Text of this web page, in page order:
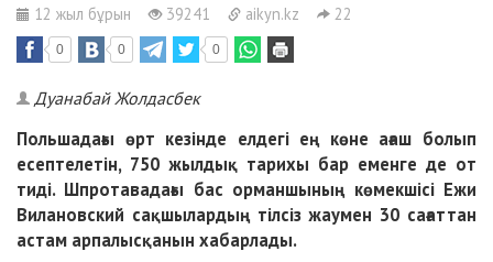
12 жыл бұрын 39241 aikyn.kz 22
0 0 0
Дуанабай Жолдасбек
Польшадағы өрт кезінде елдегі ең көне ағаш болып
есептелетін, 750 жыл­дық тарихы бар еменге де от
тиді. Шпротавадағы бас орманшының көмекшісі Ежи
Вилановский сақшы­лардың тілсіз жаумен 30 сағаттан
ас­там арпалысқанын хабарлады.